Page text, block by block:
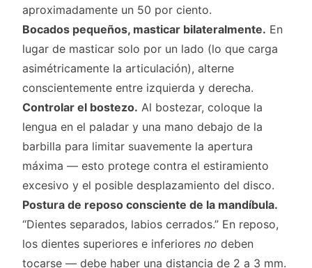
aproximadamente un 50 por ciento.
Bocados pequeños, masticar bilateralmente. En
lugar de masticar solo por un lado (lo que carga
asimétricamente la articulación), alterne
conscientemente entre izquierda y derecha.
Controlar el bostezo. Al bostezar, coloque la
lengua en el paladar y una mano debajo de la
barbilla para limitar suavemente la apertura
máxima — esto protege contra el estiramiento
excesivo y el posible desplazamiento del disco.
Postura de reposo consciente de la mandíbula.
“Dientes separados, labios cerrados.” En reposo,
los dientes superiores e inferiores no deben
tocarse — debe haber una distancia de 2 a 3 mm.